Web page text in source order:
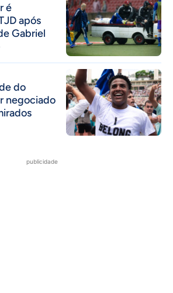
é
após
Gabriel
do
negociado
publicidade